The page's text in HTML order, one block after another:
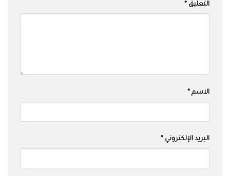
التعليق *
الاسم *
البريد الإلكتروني *